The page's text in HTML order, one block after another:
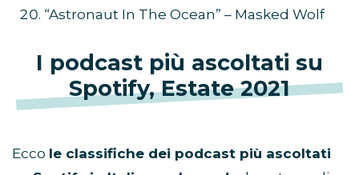
“Astronaut In The Ocean” – Masked Wolf
I podcast più ascoltati su
Spotify, Estate 2021
Ecco le classifiche dei podcast più ascoltati